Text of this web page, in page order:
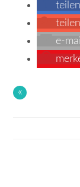
teilen
teilen
e-mail
«